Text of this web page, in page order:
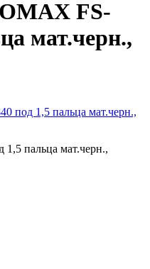
FS-
мат.черн.,
под 1,5 пальца мат.черн.,
пальца мат.черн.,